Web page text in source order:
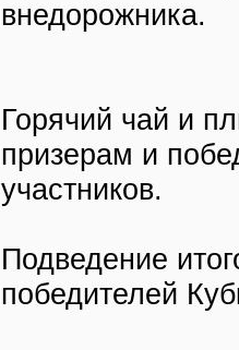
внедорожника.
Горячий чай и
призерам и
участников.
Подведение
победителей